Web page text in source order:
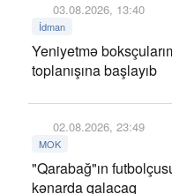
03.08.2026, 13:40
İdman
Yeniyetmə
toplanışına başlayıb
02.08.2026, 23:49
MOK
"Qarabağ"ın
kənarda qalacaq